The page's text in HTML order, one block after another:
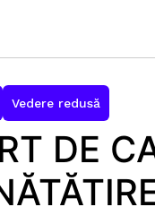
Vedere redusă
DE